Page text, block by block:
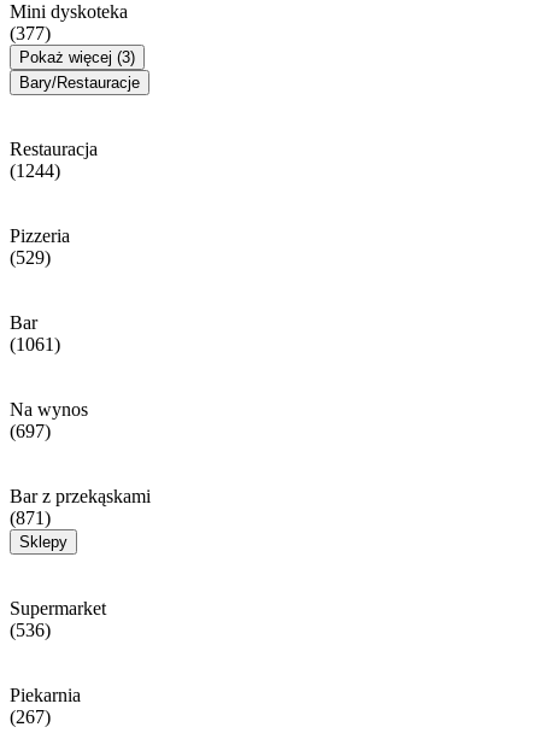
Mini dyskoteka
(377)
Pokaż więcej (3)
Bary/Restauracje
Restauracja
(1244)
Pizzeria
(529)
Bar
(1061)
Na wynos
(697)
Bar z przekąskami
(871)
Sklepy
Supermarket
(536)
Piekarnia
(267)